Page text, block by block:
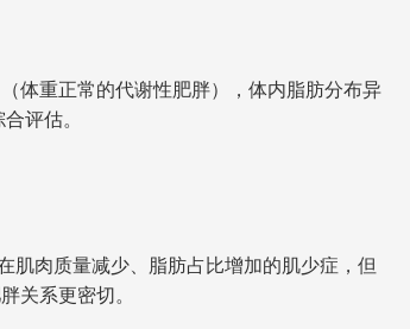
体重正常的代谢性肥胖），体内脂肪分布异
评估。
肌肉质量减少、脂肪占比增加的肌少症，但
关系更密切。